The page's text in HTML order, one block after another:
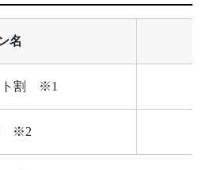
名
ト割 ※1
※2